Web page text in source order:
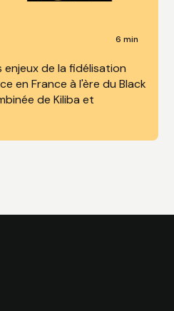
6 min
enjeux de la fidélisation
en France à l'ère du Black
de Kiliba et